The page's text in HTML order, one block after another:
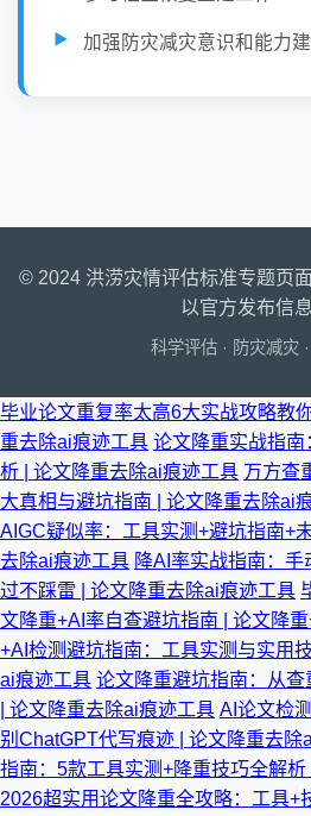
加强防灾减灾意识和能力
© 2024 洪涝灾情评估标准专题页
以官方发布信
科学评估 · 防灾减灾
毕业论文重复率太高6大实战攻略教
重去除ai痕迹工具 论文降重实战指
析 | 论文降重去除ai痕迹工具 万方查
大真相与避坑指南 | 论文降重去除ai
AIGC疑似率：工具实测+避坑指南+
去除ai痕迹工具 降AI率实战指南：
过不踩雷 | 论文降重去除ai痕迹工具
文降重+AI率自查避坑指南 | 论文降
+AI检测避坑指南：工具实测与实用
ai痕迹工具 论文降重避坑指南：从
| 论文降重去除ai痕迹工具 AI论文检
别ChatGPT代写痕迹 | 论文降重去除
指南：5款工具实测+降重技巧全解
2026超实用论文降重全攻略：工具+